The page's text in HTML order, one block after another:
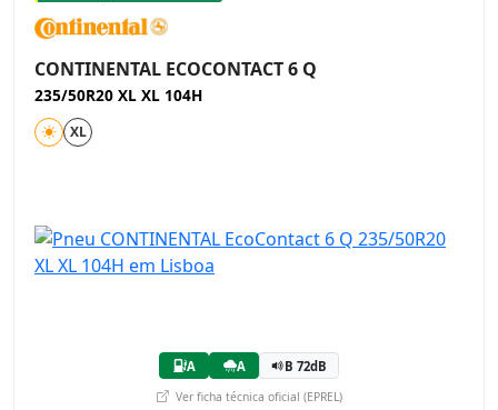
CONTINENTAL ECOCONTACT 6 Q
235/50R20 XL XL 104H
XL
A A B 72dB
Ver ficha técnica oficial (EPREL)